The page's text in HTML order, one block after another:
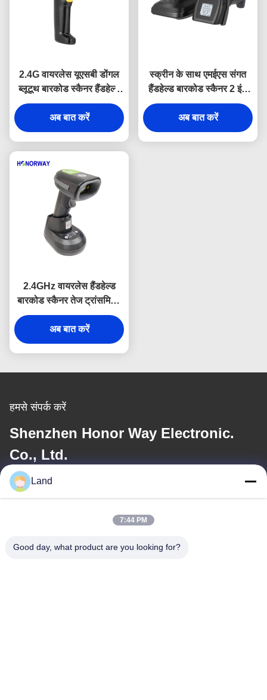
2.4G वायरलेस यूएसबी डोंगल
ब्लूटूथ बारकोड स्कैनर हैंडहेल्ड
एंड्रॉयड के लिए एप्पल स्मार्ट
ओएस
अब बात करें
स्क्रीन के साथ एमईएस संगत
हैंडहेल्ड बारकोड स्कैनर 2 इंच
वायरलेस QR कोड स्कैनर
अब बात करें
2.4GHz वायरलेस हैंडहेल्ड
बारकोड स्कैनर तेज ट्रांसमिशन
2600mAH बैटरी के साथ
अब बात करें
हमसे संपर्क करें
Shenzhen Honor Way Electronic.
Co., Ltd.
ईमेल
Land
7:44 PM
Good day, what product are you looking for?